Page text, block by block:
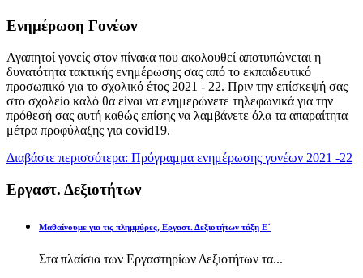
Ενημέρωση Γονέων
Αγαπητοί γονείς στον πίνακα που ακολουθεί αποτυπώνεται η
δυνατότητα τακτικής ενημέρωσης σας από το εκπαιδευτικό
προσωπικό για το σχολικό έτος 2021 - 22. Πριν την επίσκεψή σας
στο σχολείο καλό θα είναι να ενημερώνετε τηλεφωνικά για την
πρόθεσή σας αυτή καθώς επίσης να λαμβάνετε όλα τα απαραίτητα
μέτρα προφύλαξης για covid19.
Διαβάστε περισσότερα: Πρόγραμμα ενημέρωσης γονέων 2021 -22
Εργαστ. Δεξιοτήτων
Μαθαίνουμε για τις πλημμύρες, Εργαστ. Δεξιοτήτων τάξη Ε΄
Στα πλαίσια των Εργαστηρίων Δεξιοτήτων τα...